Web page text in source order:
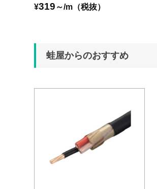
¥319 ～/m（税抜）
蛙屋からのおすすめ